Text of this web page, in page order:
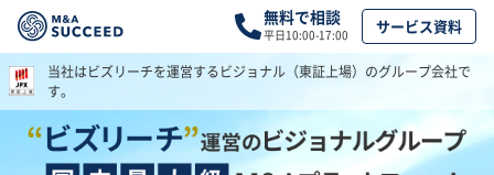
当社はビズリーチを運営する ビジョナル（東証上場）のグループ会社で
す。
無料で相談
平日10:00-17:00
サービス資料